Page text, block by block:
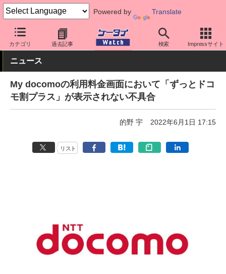
Powered by Translate
カテゴリ 過去記事 検索 Impressサイト
ケータイ Watch キャリア ドコモ アプリ・サービス
ニュース
My docomoの利用料金画面において「ずっとドコ
モ割プラス」が表示されない不具合
的野 宇 2022年6月1日 17:15
リスト